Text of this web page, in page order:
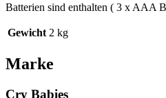
Batterien sind enthalten ( 3 x AAA
Gewicht 2 kg
Marke
Cry Babies